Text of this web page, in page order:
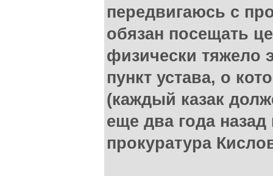
передвигаюсь с
обязан посещать
физически тяжело
пункт устава, о
(каждый казак
еще два года
прокуратура